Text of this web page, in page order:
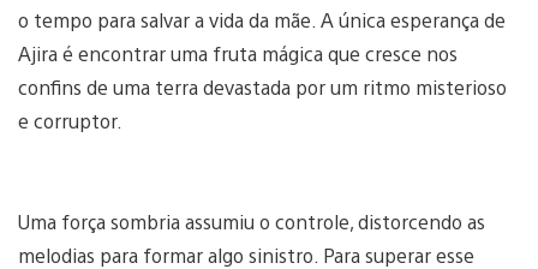
o tempo para salvar a vida da mãe. A única esperança de
Ajira é encontrar uma fruta mágica que cresce nos
confins de uma terra devastada por um ritmo misterioso
e corruptor.
Uma força sombria assumiu o controle, distorcendo as
melodias para formar algo sinistro. Para superar esse